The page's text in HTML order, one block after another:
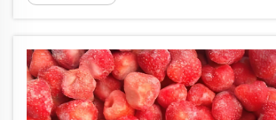
嗜好が変化する中、...